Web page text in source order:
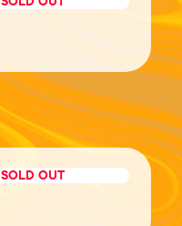
SOLD OUT